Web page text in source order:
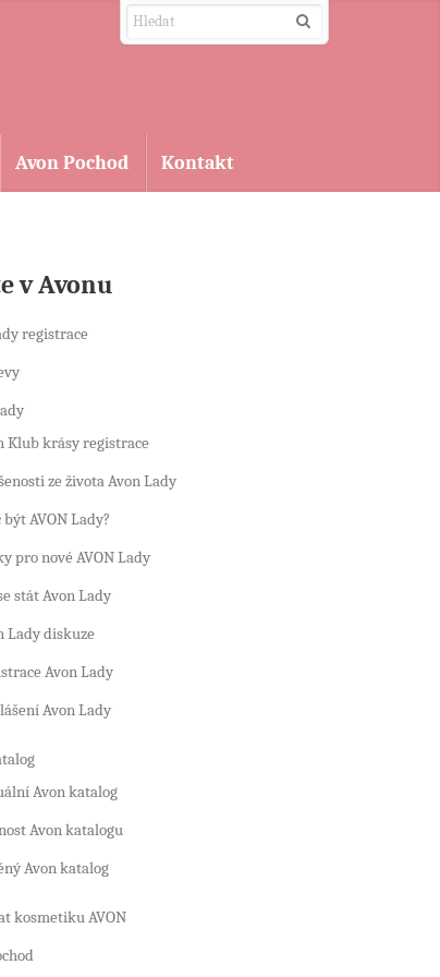
Avon Pochod Kontakt
v Avonu
registrace
Klub krásy registrace
ze života Avon Lady
být AVON Lady?
pro nové AVON Lady
stát Avon Lady
Lady diskuze
Avon Lady
Avon Lady
Avon katalog
Avon katalogu
Avon katalog
kosmetiku AVON